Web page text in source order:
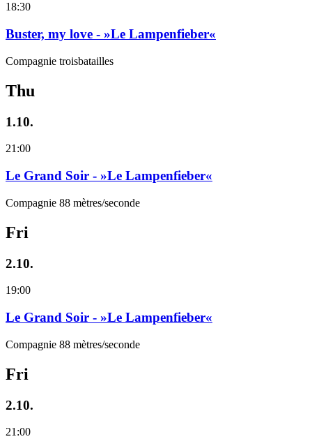
18:30
Buster, my love - »Le Lampenfieber«
Compagnie troisbatailles
Thu
1.10.
21:00
Le Grand Soir - »Le Lampenfieber«
Compagnie 88 mètres/seconde
Fri
2.10.
19:00
Le Grand Soir - »Le Lampenfieber«
Compagnie 88 mètres/seconde
Fri
2.10.
21:00